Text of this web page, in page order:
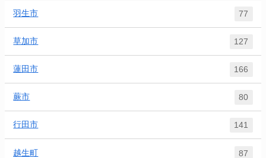
羽生市 77
草加市 127
蓮田市 166
蕨市 80
行田市 141
越生町 87